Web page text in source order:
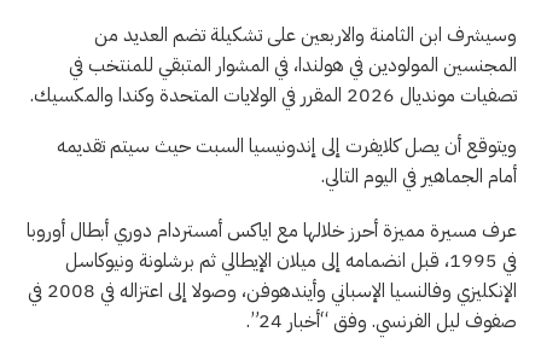
وسيشرف ابن الثامنة والاربعين على تشكيلة تضم العديد من
المجنسين المولودين في هولندا، في المشوار المتبقي للمنتخب في
تصفيات مونديال 2026 المقرر في الولايات المتحدة وكندا والمكسيك.
ويتوقع أن يصل كلايفرت إلى إندونيسيا السبت حيث سيتم تقديمه
أمام الجماهير في اليوم التالي.
عرف مسيرة مميزة أحرز خلالها مع اياكس أمستردام دوري أبطال أوروبا
في 1995، قبل انضمامه إلى ميلان الإيطالي ثم برشلونة ونيوكاسل
الإنكليزي وفالنسيا الإسباني وأيندهوفن، وصولا إلى اعتزاله في 2008 في
صفوف ليل الفرنسي. وفق “أخبار 24”.